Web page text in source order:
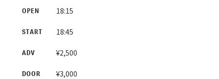
OPEN 18:15
START 18:45
ADV ¥2,500
DOOR ¥3,000